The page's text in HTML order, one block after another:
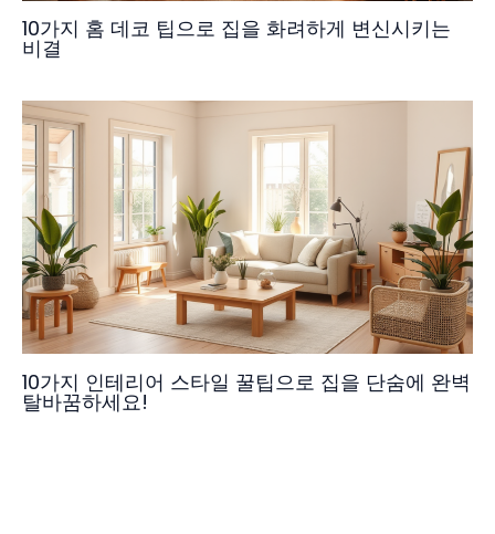
10가지 홈 데코 팁으로 집을 화려하게 변신시키는
비결
10가지 인테리어 스타일 꿀팁으로 집을 단숨에 완벽
탈바꿈하세요!